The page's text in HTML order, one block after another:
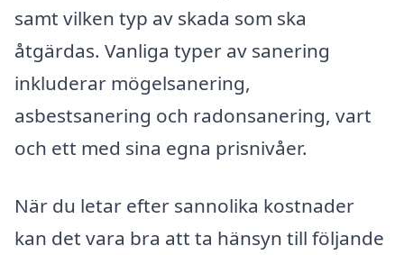
samt vilken typ av skada som ska
åtgärdas. Vanliga typer av sanering
inkluderar mögelsanering,
asbestsanering och radonsanering, vart
och ett med sina egna prisnivåer.
När du letar efter sannolika kostnader
kan det vara bra att ta hänsyn till följande